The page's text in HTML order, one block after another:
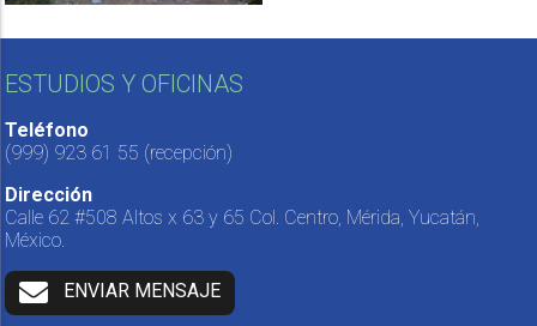
ESTUDIOS Y OFICINAS
Teléfono
(999) 923 61 55 (recepción)
Dirección
Calle 62 #508 Altos x 63 y 65 Col. Centro, Mérida, Yucatán,
México.
ENVIAR MENSAJE